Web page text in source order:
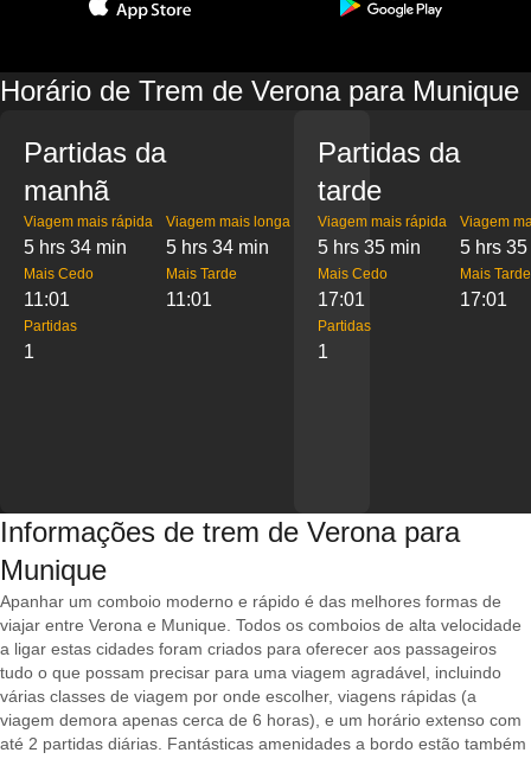
Horário de Trem de Verona para Munique
Partidas da
manhã
Viagem mais rápida
5 hrs 34 min
Viagem mais longa
5 hrs 34 min
Mais Cedo
11:01
Mais Tarde
11:01
Partidas
1
Partidas da
tarde
Viagem mais rápida
5 hrs 35 min
Viagem
5 hrs
Mais Cedo
17:01
Mais Tarde
17:01
Partidas
1
Informações de trem de Verona para
Munique
Apanhar um comboio moderno e rápido é das melhores formas de
viajar entre Verona e Munique. Todos os comboios de alta velocidade
a ligar estas cidades foram criados para oferecer aos passageiros
tudo o que possam precisar para uma viagem agradável, incluindo
várias classes de viagem por onde escolher, viagens rápidas (a
viagem demora apenas cerca de 6 horas), e um horário extenso com
até 2 partidas diárias. Fantásticas amenidades a bordo estão também